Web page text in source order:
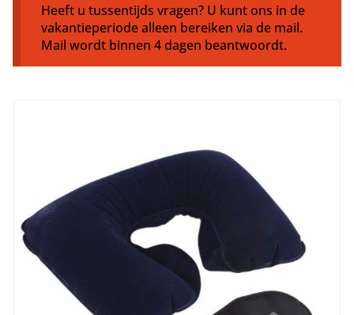
Heeft u tussentijds vragen? U kunt ons in de
vakantieperiode alleen bereiken via de mail.
Mail wordt binnen 4 dagen beantwoordt.